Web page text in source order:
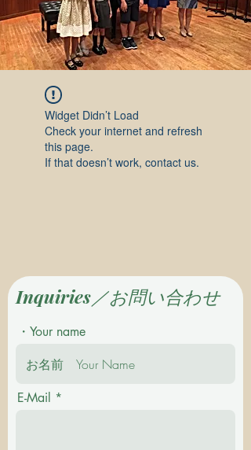
Widget Didn’t Load
Check your internet and refresh
this page.
If that doesn’t work, contact us.
Inquiries／お問い合わせ
・Your name
E-Mail